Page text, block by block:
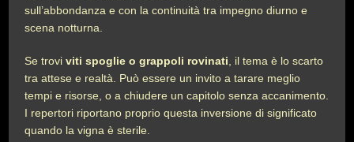
sull’abbondanza e con la continuità tra impegno diurno e
scena notturna.
Se troviviti spoglie o grappoli rovinati , il tema è lo scarto
tra attese e realtà. Può essere un invito a tarare meglio
tempi e risorse, o a chiudere un capitolo senza accanimento.
I repertori riportano proprio questa inversione di significato
quando la vigna è sterile.